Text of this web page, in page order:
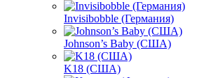
Invisibobble (Германия)
Johnson’s Baby (США)
K18 (США)